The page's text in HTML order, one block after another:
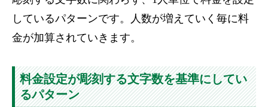
しているパターンです。人数が増えていく毎に料
金が加算されていきます。
料金設定が彫刻する文字数を基準にしてい
るパターン